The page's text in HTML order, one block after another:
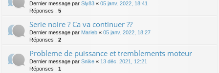
Dernier message par Sly83 « 05 janv. 2022, 18:41
Réponses : 5
Serie noire ? Ca va continuer ??
Dernier message par Marieb « 05 janv. 2022, 18:27
Réponses : 2
Probleme de puissance et tremblements moteur
Dernier message par Snike « 13 déc. 2021, 12:21
Réponses : 1